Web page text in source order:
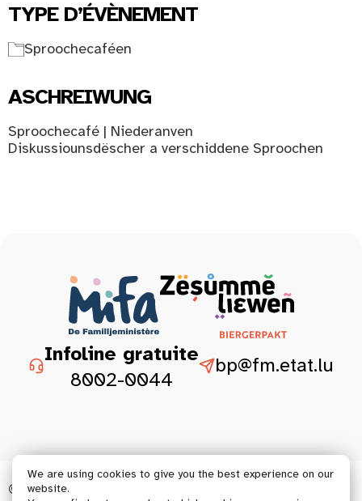
TYPE D’ÉVÈNEMENT
Sproochecaféen
ASCHREIWUNG
Sproochecafé | Niederanven
Diskussiounsdëscher a verschiddene Sproochen
Infoline gratuite
8002-0044
bp@fm.etat.lu
© 2026 Tous droits réservés.
We are using cookies to give you the best experience on our
website.